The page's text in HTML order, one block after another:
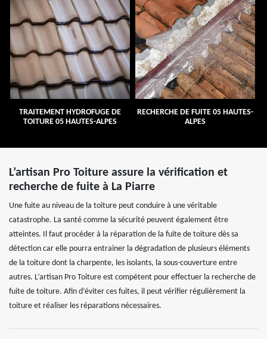
TRAITEMENT HYDROFUGE DE
TOITURE 05 HAUTES-ALPES
RECHERCHE DE FUITE 05 HAUTES-
ALPES
L’artisan Pro Toiture assure la vérification et
recherche de fuite à La Piarre
Une fuite au niveau de la toiture peut conduire à une véritable
catastrophe. La santé comme la sécurité peuvent également être
atteintes. Il faut procéder à la réparation de la fuite de toiture dès sa
détection car elle pourra entrainer la dégradation de plusieurs éléments
de la toiture dont la charpente, les isolants, la sous-couverture entre
autres. L’artisan Pro Toiture est compétent pour effectuer la recherche de
fuite de toiture. Afin d’éviter ces fuites, il peut vérifier régulièrement la
toiture et réaliser les réparations nécessaires.